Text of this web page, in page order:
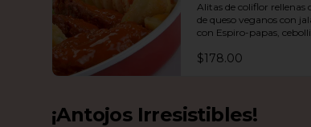
Alitas de coliflor rellenas
de queso veganos con
con Espiro-papas,
cambray y bastones de
salsa favorita.
$178.00
¡Antojos Irresistibles!